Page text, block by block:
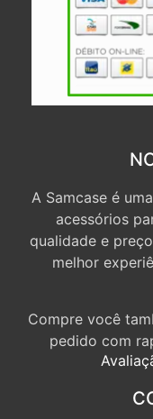
A Samcase é
acessórios
qualidade e
melhor
Compre você
pedido com